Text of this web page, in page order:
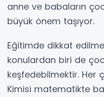
anne ve babaların
büyük önem taşıyor.
Eğitimde dikkat
konulardan biri de
keşfedebilmektir. Her
Kimisi matematikte